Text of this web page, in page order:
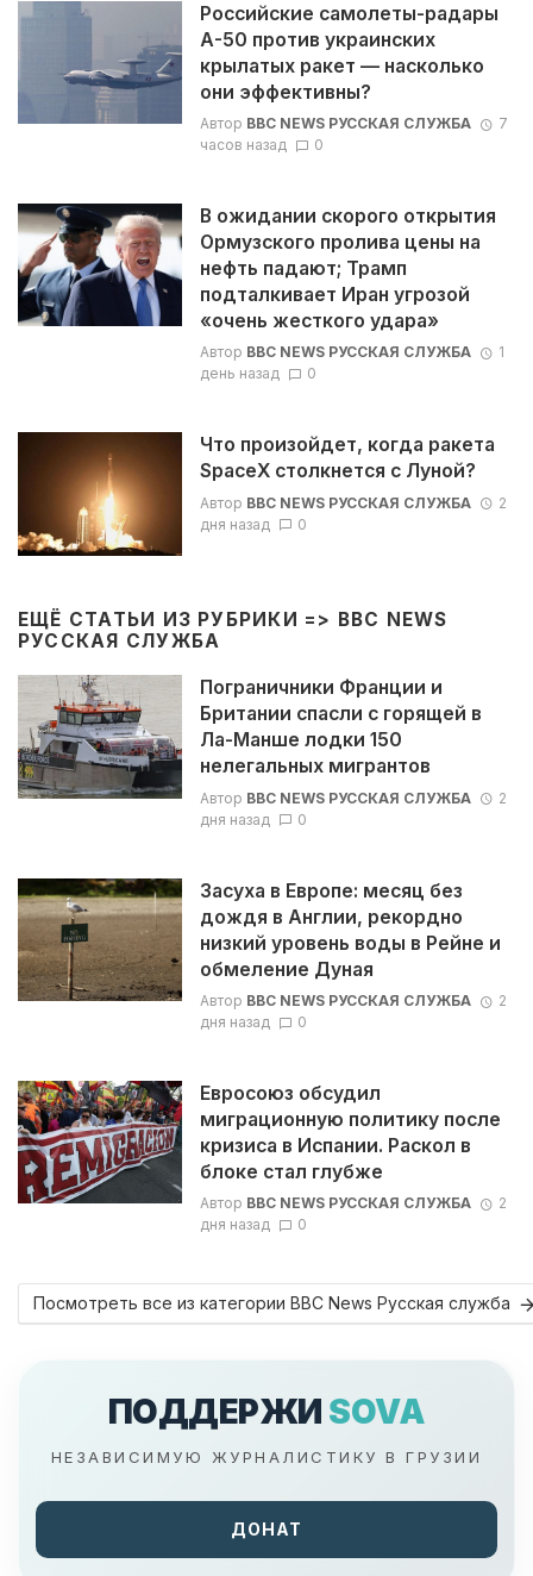
Российские самолеты-радары
А-50 против украинских
крылатых ракет — насколько
они эффективны?
Автор BBC NEWS РУССКАЯ СЛУЖБА
7
часов назад
0
В ожидании скорого открытия
Ормузского пролива цены на
нефть падают; Трамп
подталкивает Иран угрозой
«очень жесткого удара»
Автор BBC NEWS РУССКАЯ СЛУЖБА
1
день назад
0
Что произойдет, когда ракета
SpaceX столкнется с Луной?
Автор BBC NEWS РУССКАЯ СЛУЖБА
2
дня назад
0
ЕЩЁ СТАТЬИ ИЗ РУБРИКИ => BBC NEWS
РУССКАЯ СЛУЖБА
Пограничники Франции и
Британии спасли с горящей в
Ла-Манше лодки 150
нелегальных мигрантов
Автор BBC NEWS РУССКАЯ СЛУЖБА
2
дня назад
0
Засуха в Европе: месяц без
дождя в Англии, рекордно
низкий уровень воды в Рейне и
обмеление Дуная
Автор BBC NEWS РУССКАЯ СЛУЖБА
2
дня назад
0
Евросоюз обсудил
миграционную политику после
кризиса в Испании. Раскол в
блоке стал глубже
Автор BBC NEWS РУССКАЯ СЛУЖБА
2
дня назад
0
Посмотреть все из категории BBC News Русская служба
ПОДДЕРЖИ SOVA
НЕЗАВИСИМУЮ ЖУРНАЛИСТИКУ В ГРУЗИИ
ДОНАТ